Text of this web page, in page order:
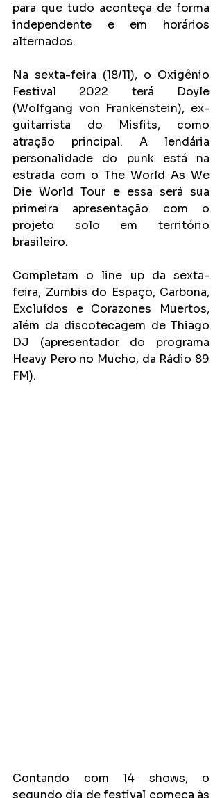
para que tudo aconteça de forma
independente e em horários
alternados.
Na sexta-feira (18/11), o Oxigênio
Festival 2022 terá Doyle
(Wolfgang von Frankenstein), ex-
guitarrista do Misfits, como
atração principal. A lendária
personalidade do punk está na
estrada com o The World As We
Die World Tour e essa será sua
primeira apresentação com o
projeto solo em território
brasileiro.
Completam o line up da sexta-
feira, Zumbis do Espaço, Carbona,
Excluídos e Corazones Muertos,
além da discotecagem de Thiago
DJ (apresentador do programa
Heavy Pero no Mucho, da Rádio 89
FM).
Contando com 14 shows, o
segundo dia de festival começa às